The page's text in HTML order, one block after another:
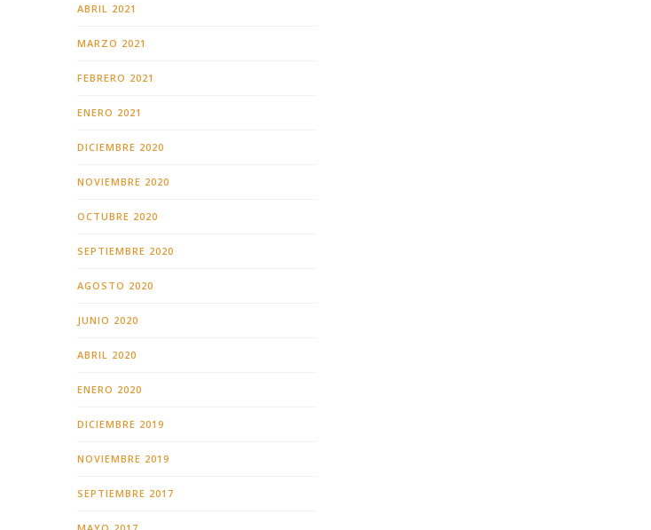
ABRIL 2021
MARZO 2021
FEBRERO 2021
ENERO 2021
DICIEMBRE 2020
NOVIEMBRE 2020
OCTUBRE 2020
SEPTIEMBRE 2020
AGOSTO 2020
JUNIO 2020
ABRIL 2020
ENERO 2020
DICIEMBRE 2019
NOVIEMBRE 2019
SEPTIEMBRE 2017